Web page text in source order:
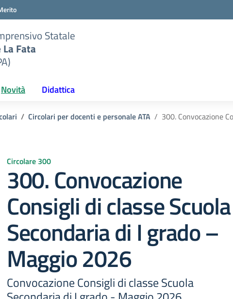
Statale
Fata
Novità Didattica
Circolari per docenti e personale ATA 300. Convocazione
Circolare 300
300. Convocazione
Consigli di classe Scuola
Secondaria di I grado –
Maggio 2026
Convocazione Consigli di classe Scuola